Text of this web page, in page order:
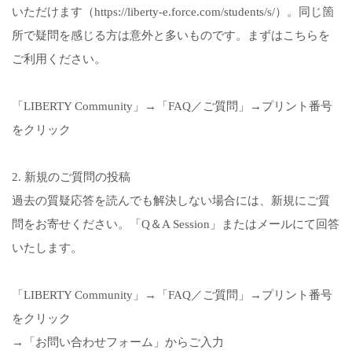
いただけます（https://liberty-e.force.com/students/s/）。同じ箇
所で疑問を感じる方は意外と多いものです。まずはこちらを
ご利用ください。
「LIBERTY Community」→「FAQ／ご質問」→プリント番号
をクリック
2. 新規のご質問の投稿
過去の質疑応答を読んでも解決しない場合には、新規にご質
問をお寄せください。「Q＆A Session」またはメールにて回答
いたします。
「LIBERTY Community」→「FAQ／ご質問」→プリント番号
をクリック
→「お問い合わせフォーム」からご入力